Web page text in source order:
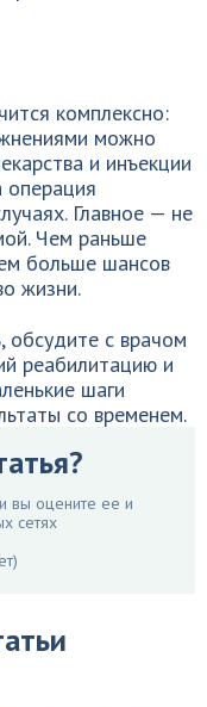
комплексно:
можно
и инъекции
операция
Главное — не
Чем раньше
больше шансов
жизни.
обсудите с врачом
реабилитацию и
шаги
со временем.
вы оцените ее и
сетях